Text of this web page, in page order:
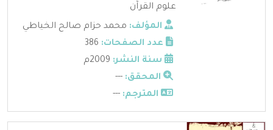
علوم القرآن
المؤلف: محمد حزام صالح الخياطي
عدد الصفحات:
سنة النشر:
المحقق: ---
المترجم: ---